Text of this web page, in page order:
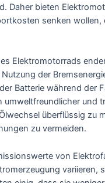
Daher bieten
senken wollen,
Elektromotorrads
Nutzung der
Batterie während der
umweltfreundlicher und
überflüssig zu
zu vermeiden.
von
variieren,